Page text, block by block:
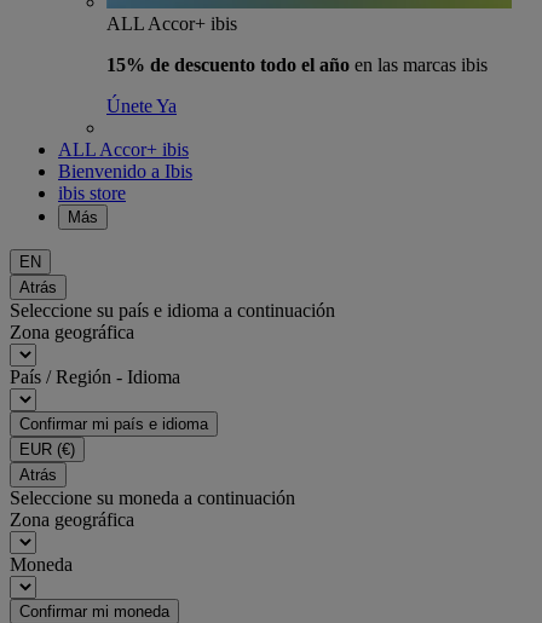
ALL Accor+ ibis
15% de descuento todo el año en las marcas ibis
Únete Ya
ALL Accor+ ibis
Bienvenido a Ibis
ibis store
Más
EN
Atrás
Seleccione su país e idioma a continuación
Zona geográfica
País / Región - Idioma
Confirmar mi país e idioma
EUR (€)
Atrás
Seleccione su moneda a continuación
Zona geográfica
Moneda
Confirmar mi moneda